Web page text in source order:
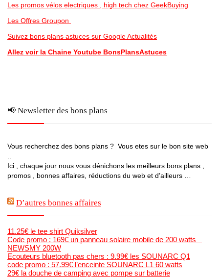
Les promos vélos electriques , high tech chez GeekBuying
Les Offres Groupon
Suivez bons plans astuces sur Google Actualités
Allez voir la Chaine Youtube BonsPlansAstuces
📢 Newsletter des bons plans
Vous recherchez des bons plans ? Vous etes sur le bon site web
..
Ici , chaque jour nous vous dénichons les meilleurs bons plans ,
promos , bonnes affaires, réductions du web et d’ailleurs …
D’autres bonnes affaires
11.25€ le tee shirt Quiksilver
Code promo : 169€ un panneau solaire mobile de 200 watts –
NEWSMY 200W
Ecouteurs bluetooth pas chers : 9.99€ les SOUNARC Q1
code promo : 57.99€ l’enceinte SOUNARC L1 60 watts
29€ la douche de camping avec pompe sur batterie